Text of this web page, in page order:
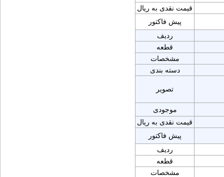
قیمت نقدی به ریال
پیش فاکتور
ردیف
قطعه
مشخصات
دسته بندی
تصویر
موجودی
قیمت نقدی به ریال
پیش فاکتور
ردیف
قطعه
مشخصات